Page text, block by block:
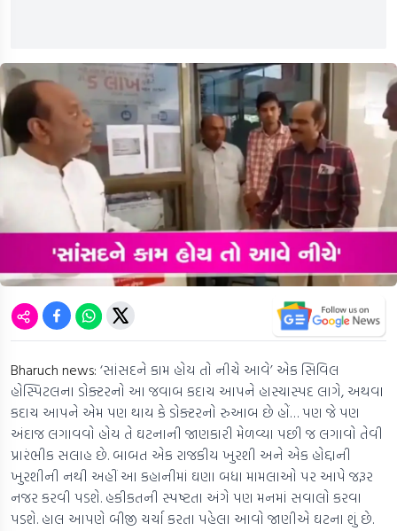
Bharuch news: ‘સાંસદને કામ હોય તો નીચે આવે’ એક સિવિલ
હોસ્પિટલના ડોક્ટરનો આ જવાબ કદાચ આપને હાસ્યાસ્પદ લાગે, અથવા
કદાચ આપને એમ પણ થાય કે ડોક્ટરનો રુઆબ છે હોં… પણ જે પણ
અંદાજ લગાવવો હોય તે ઘટનાની જાણકારી મેળવ્યા પછી જ લગાવો તેવી
પ્રારંભીક સલાહ છે. બાબત એક રાજકીય ખુરશી અને એક હોદ્દાની
ખુરશીની નથી અહીં આ કહાનીમાં ઘણા બધા મામલાઓ પર આપે જરૂર
નજર કરવી પડશે. હકીકતની સ્પષ્ટતા અંગે પણ મનમાં સવાલો કરવા
પડશે. હાલ આપણે બીજી ચર્ચા કરતા પહેલા આવો જાણીએ ઘટના શું છે.